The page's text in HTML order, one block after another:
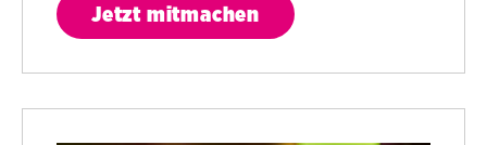
Jetzt mitmachen